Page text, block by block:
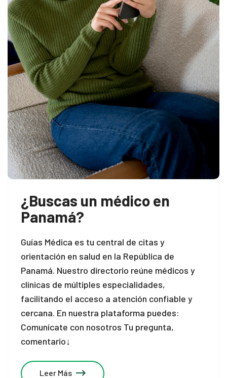
¿Buscas un médico en
Panamá?
Guías Médica es tu central de citas y
orientación en salud en la República de
Panamá. Nuestro directorio reúne médicos y
clínicas de múltiples especialidades,
facilitando el acceso a atención confiable y
cercana. En nuestra plataforma puedes:
Comunícate con nosotros Tu pregunta,
comentario↓
Leer Más